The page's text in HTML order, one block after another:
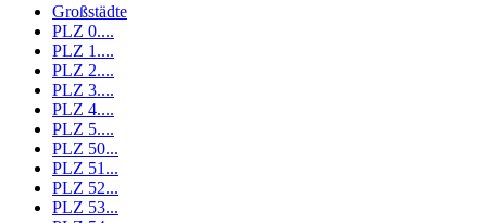
Großstädte
PLZ 0....
PLZ 1....
PLZ 2....
PLZ 3....
PLZ 4....
PLZ 5....
PLZ 50...
PLZ 51...
PLZ 52...
PLZ 53...